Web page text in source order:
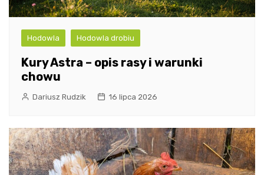
Hodowla Hodowla drobiu
Kury Astra – opis rasy i warunki
chowu
Dariusz Rudzik 16 lipca 2026